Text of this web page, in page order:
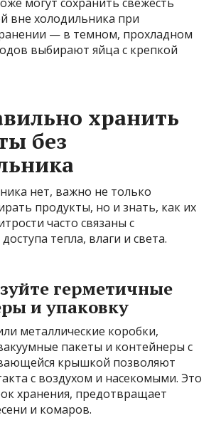
вне холодильника при
— в темном, прохладном
выбирают яйца с крепкой
хранить
без
нет, важно не только
продукты, но и знать, как их
часто связаны с
тепла, влаги и света.
герметичные
и упаковку
металлические коробки,
пакеты и контейнеры с
крышкой позволяют
с воздухом и насекомыми. Это
хранения, предотвращает
и комаров.